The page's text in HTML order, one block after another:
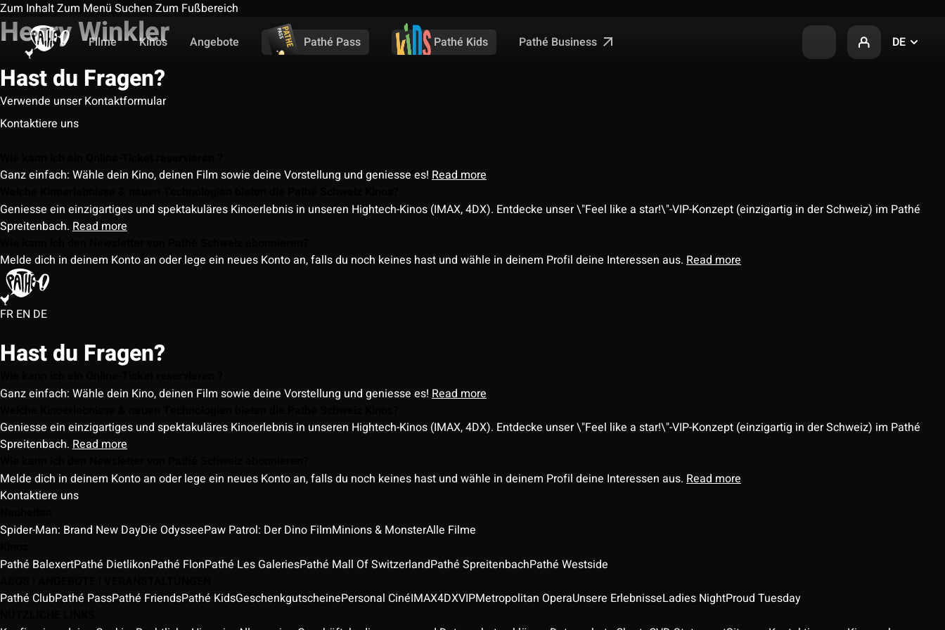
Zum InhaltZum Menü Suchen Zum Fußbereich
Filme
Kinos Angebote Pathé Pass Pathé Kids Pathé Business DE
Henry Winkler
Hast du Fragen?
Verwende unser Kontaktformular
Kontaktiere uns
Ganz einfach: Wähle dein Kino, deinen Film sowie deine Vorstellung und geniesse es! Read more
Geniesse ein einzigartiges und spektakuläres Kinoerlebnis in unseren Hightech-Kinos (IMAX, 4DX). Entdecke unser \"Feel like a star!\"-VIP-Konzept (einzigartig in der Schweiz) im Pathé
Spreitenbach. Read more
Melde dich in deinem Konto an oder lege ein neues Konto an, falls du noch keines hast und wähle in deinem Profil deine Interessen aus. Read more
FR EN DE
Hast du Fragen?
Ganz einfach: Wähle dein Kino, deinen Film sowie deine Vorstellung und geniesse es! Read more
Geniesse ein einzigartiges und spektakuläres Kinoerlebnis in unseren Hightech-Kinos (IMAX, 4DX). Entdecke unser \"Feel like a star!\"-VIP-Konzept (einzigartig in der Schweiz) im Pathé
Spreitenbach. Read more
Melde dich in deinem Konto an oder lege ein neues Konto an, falls du noch keines hast und wähle in deinem Profil deine Interessen aus. Read more
Kontaktiere uns
Spider-Man: Brand New DayDie OdysseePaw Patrol: Der Dino FilmMinions & MonsterAlle Filme
Pathé BalexertPathé DietlikonPathé FlonPathé Les GaleriesPathé Mall Of SwitzerlandPathé SpreitenbachPathé Westside
Pathé ClubPathé PassPathé FriendsPathé KidsGeschenkgutscheinePersonal CinéIMAX4DXVIPMetropolitan OperaUnsere ErlebnisseLadies NightProud Tuesday